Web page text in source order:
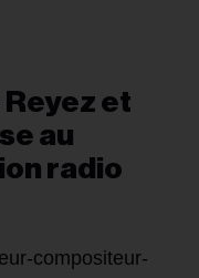
Reyez et
au
radio
compositeur-